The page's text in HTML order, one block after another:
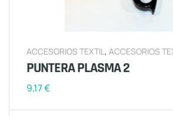
ACCESORIOS TEXTIL, ACCESORIOS
PUNTERA PLASMA 2
9,17€